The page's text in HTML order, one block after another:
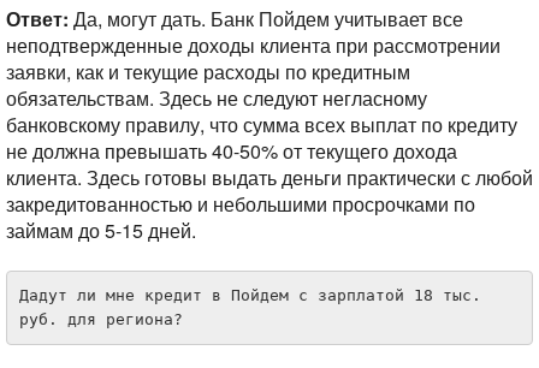
Ответ: Да, могут дать. Банк Пойдем учитывает все
неподтвержденные доходы клиента при рассмотрении
заявки, как и текущие расходы по кредитным
обязательствам. Здесь не следуют негласному
банковскому правилу, что сумма всех выплат по кредиту
не должна превышать 40-50% от текущего дохода
клиента. Здесь готовы выдать деньги практически с любой
закредитованностью и небольшими просрочками по
займам до 5-15 дней.
Дадут ли мне кредит в Пойдем с зарплатой 18 тыс.
руб. для региона?